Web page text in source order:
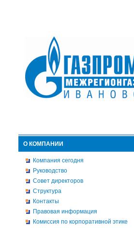
О КОМПАНИИ
Компания сегодня
Руководство
Совет директоров
Структура
Контакты
Правовая информация
Комиссия по корпоративной этике